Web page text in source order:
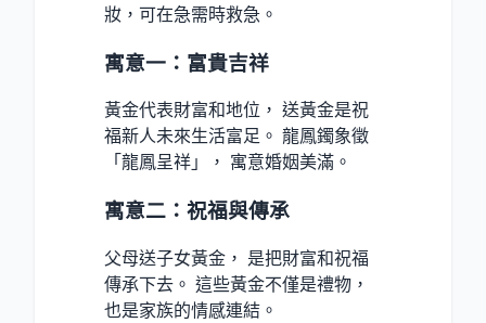
妝，可在急需時救急。
寓意一：富貴吉祥
黃金代表財富和地位， 送黃金是祝
福新人未來生活富足。 龍鳳鐲象徵
「龍鳳呈祥」， 寓意婚姻美滿。
寓意二：祝福與傳承
父母送子女黃金， 是把財富和祝福
傳承下去。 這些黃金不僅是禮物，
也是家族的情感連結。